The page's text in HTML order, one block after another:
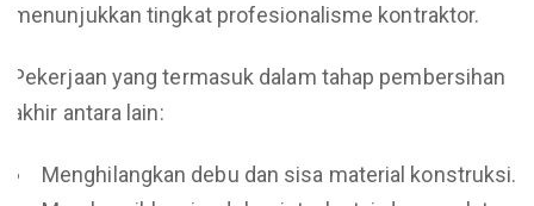
menunjukkan tingkat profesionalisme kontraktor.
Pekerjaan yang termasuk dalam tahap pembersihan
akhir antara lain:
Menghilangkan debu dan sisa material konstruksi.